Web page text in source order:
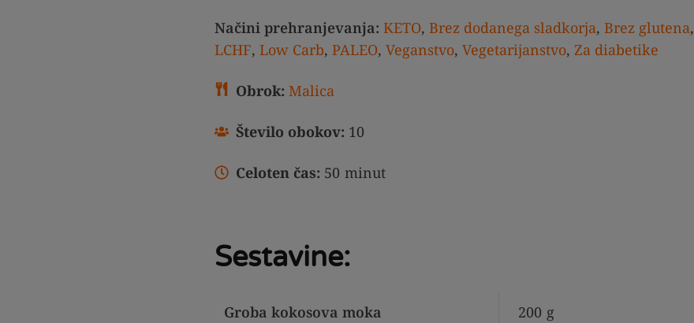
Načini prehranjevanja: KETO, Brez dodanega sladkorja, Brez glutena,
LCHF, Low Carb, PALEO, Veganstvo, Vegetarijanstvo, Za diabetike
Obrok: Malica
Število obokov: 10
Celoten čas: 50 minut
Sestavine:
Groba kokosova moka 200 g